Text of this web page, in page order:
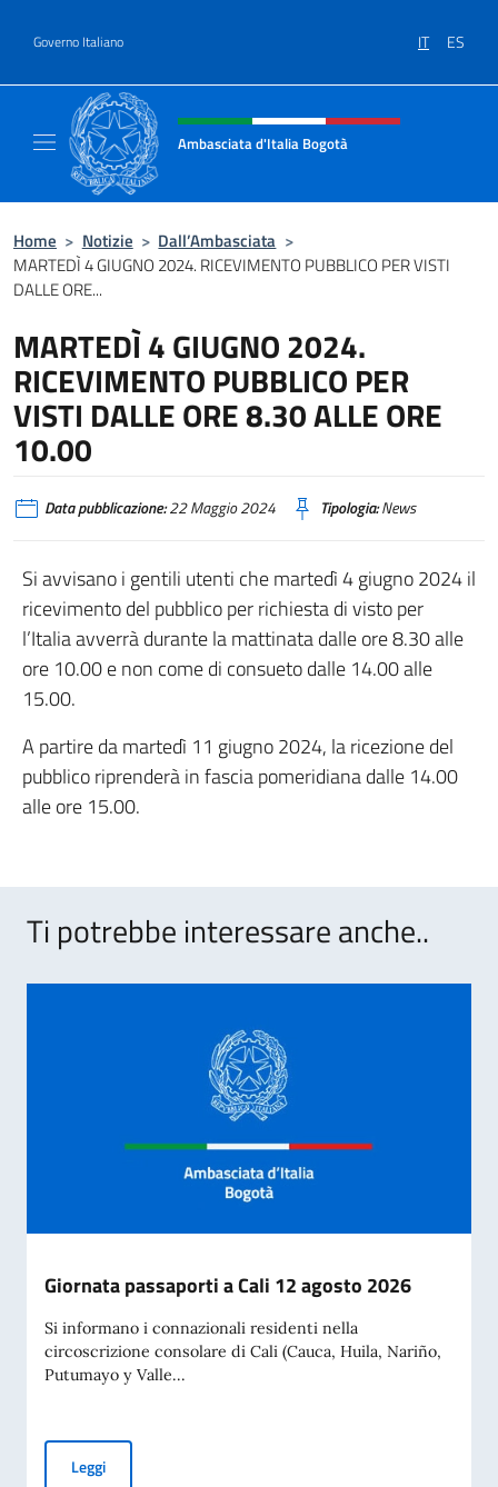
Governo Italiano IT ES
Intestazione sito, social e menù
Ambasciata d'Italia Bogotà
Home > Notizie > Dall’Ambasciata >
MARTEDÌ 4 GIUGNO 2024. RICEVIMENTO PUBBLICO PER VISTI
DALLE ORE...
MARTEDÌ 4 GIUGNO 2024.
RICEVIMENTO PUBBLICO PER
VISTI DALLE ORE 8.30 ALLE ORE
10.00
Data pubblicazione:22 Maggio 2024 Tipologia:News
Si avvisano i gentili utenti che martedì 4 giugno 2024 il
ricevimento del pubblico per richiesta di visto per
l’Italia avverrà durante la mattinata dalle ore 8.30 alle
ore 10.00 e non come di consueto dalle 14.00 alle
15.00.
A partire da martedì 11 giugno 2024, la ricezione del
pubblico riprenderà in fascia pomeridiana dalle 14.00
alle ore 15.00.
Ti potrebbe interessare anche..
Giornata passaporti a Cali 12 agosto 2026
Si informano i connazionali residenti nella
circoscrizione consolare di Cali (Cauca, Huila, Nariño,
Putumayo y Valle...
LeggiGiornata passaporti a Cali 12 agosto 2026